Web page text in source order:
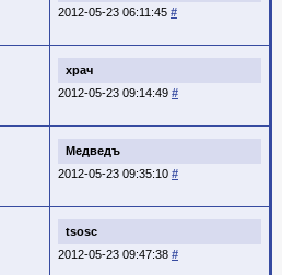
2012-05-23 06:11:45 #
храч
2012-05-23 09:14:49 #
Медведъ
2012-05-23 09:35:10 #
tsosc
2012-05-23 09:47:38 #